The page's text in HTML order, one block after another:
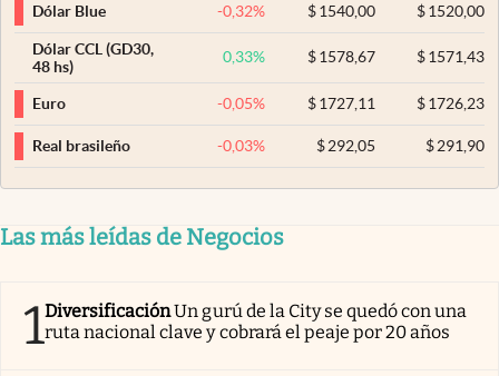
Dólar Blue -0,32% $ 1540,00 $1520,00
Dólar CCL (GD30,
48 hs)
0,33% $ 1578,67 $1571,43
Euro -0,05% $ 1727,11 $1726,23
Real brasileño -0,03% $ 292,05 $291,90
Las más leídas de Negocios
1DiversificaciónUn gurú de la City se quedó con una
ruta nacional clave y cobrará el peaje por 20 años